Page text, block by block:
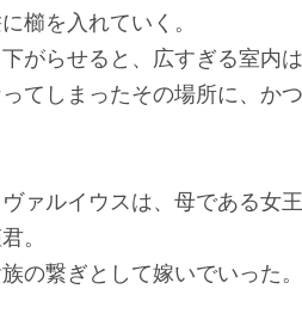
櫛を入れていく。
がらせると、広すぎる室内
てしまったその場所に、か
ァルイウスは、母である女
。
の繋ぎとして嫁いでいった。